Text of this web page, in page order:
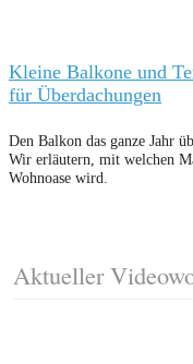
Kleine Balkone und
für Überdachungen
Den Balkon das ganze Jahr
Wir erläutern, mit welchen
Wohnoase wird.
Aktueller